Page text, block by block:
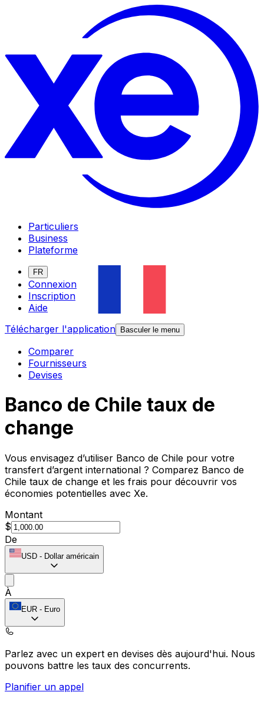
Particuliers
Business
Plateforme
FR
Connexion
Inscription
Aide
Télécharger l'application
Basculer le menu
Comparer
Fournisseurs
Devises
Banco de Chile taux de
change
Vous envisagez d’utiliser Banco de Chile pour votre
transfert d’argent international ? Comparez Banco de
Chile taux de change et les frais pour découvrir vos
économies potentielles avec Xe.
Montant
$
De
USD - Dollar américain
À
EUR - Euro
Parlez avec un expert en devises dès aujourd'hui. Nous
pouvons battre les taux des concurrents.
Planifier un appel